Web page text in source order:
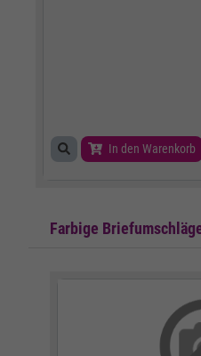
In den Warenkorb
Farbige